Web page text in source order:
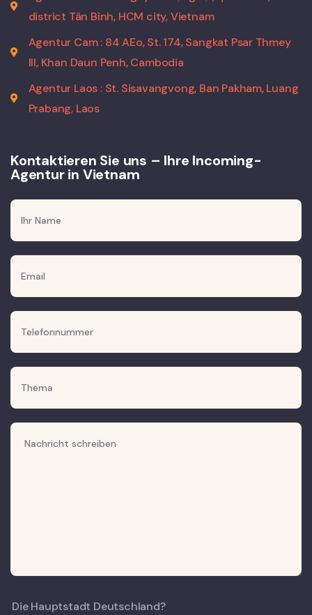
district Tân Bình, HCM city, Vietnam
Agentur Cam : 84 AEo, St. 174, Sangkat Psar Thmey
III, Khan Daun Penh, Cambodia
Agentur Laos : St. Sisavangvong, Ban Pakham, Luang
Prabang, Laos
Kontaktieren Sie uns – Ihre Incoming-
Agentur in Vietnam
Die Hauptstadt Deutschland?